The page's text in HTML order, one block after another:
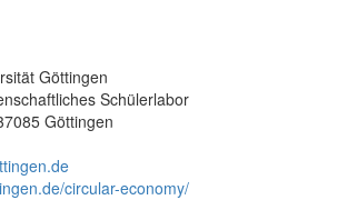
Göttingen
Schülerlabor
Göttingen
circular-economy/